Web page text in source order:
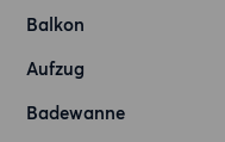
Balkon
Aufzug
Badewanne